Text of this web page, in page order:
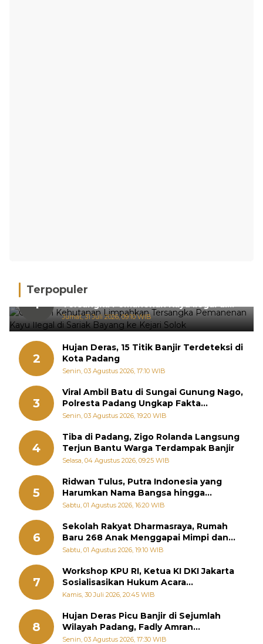
Terpopuler
1
Gakkum Kehutanan Limpahkan
Tersangka Pemanenan Kayu Ilegal di
Sariak Bayang ke Kejari Solok
Jumat, 31 Juli 2026, 09:10 WIB
2
Hujan Deras, 15 Titik Banjir Terdeteksi di
Kota Padang
Senin, 03 Agustus 2026, 17:10 WIB
3
Viral Ambil Batu di Sungai Gunung Nago,
Polresta Padang Ungkap Fakta
Sebenarnya
Senin, 03 Agustus 2026, 19:20 WIB
4
Tiba di Padang, Zigo Rolanda Langsung
Terjun Bantu Warga Terdampak Banjir
Selasa, 04 Agustus 2026, 09:25 WIB
5
Ridwan Tulus, Putra Indonesia yang
Harumkan Nama Bangsa hingga
Diabadikan dalam Buku Jepang
Sabtu, 01 Agustus 2026, 16:20 WIB
6
Sekolah Rakyat Dharmasraya, Rumah
Baru 268 Anak Menggapai Mimpi dan
Memutus Rantai Kemiskinan
Sabtu, 01 Agustus 2026, 19:10 WIB
7
Workshop KPU RI, Ketua KI DKI Jakarta
Sosialisasikan Hukum Acara
Penyelesaian Sengketa Informasi Publik
Kamis, 30 Juli 2026, 20:45 WIB
8
Hujan Deras Picu Banjir di Sejumlah
Wilayah Padang, Fadly Amran
Perintahkan OPD Siaga
Senin, 03 Agustus 2026, 17:30 WIB